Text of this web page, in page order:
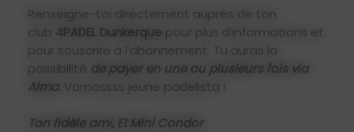
Renseigne-toi directement auprès de ton
club 4PADEL Dunkerque pour plus d’informations et
pour souscrire à l’abonnement. Tu auras la
possibilité de payer en une ou plusieurs fois via
Alma. Vamossss jeune padelista !
Ton fidèle ami, El Mini Condor